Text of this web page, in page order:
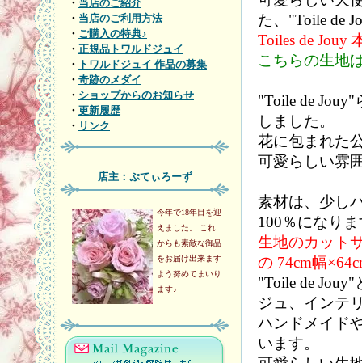
・ 当店のご紹介
・ 当店のご利用方法
・ ご購入の特典♪
・ 正規品トワルドジュイ
・ トワルドジュイ 作品の募集
・ 奇跡のメダイ
・ ショップからのお知らせ
・ 更新履歴
・ リンク
店主：ぷてぃろーず
今年で18年目を迎
えました。 これ
からも素敵な御品
をお届け出来ます
よう努めてまいり
ます♪
た、"Toile de
Toiles de Jouy
こちらの生地
"Toile de
しました。
花に包まれた
可愛らしい雰
素材は、少し
100％になり
生地のカット
の 74cm幅
"Toile de
ジュ、インテ
ハンドメイド
います。